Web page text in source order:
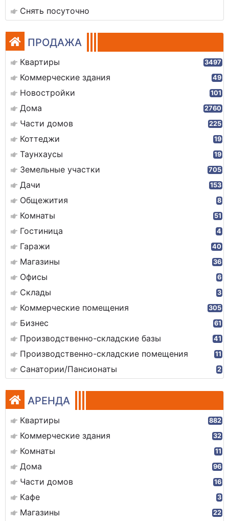
Снять посуточно
ПРОДАЖА
Квартиры 3497
Коммерческие здания 49
Новостройки 101
Дома 2760
Части домов 225
Коттеджи 19
Таунхаусы 19
Земельные участки 705
Дачи 153
Общежития 8
Комнаты 51
Гостиница 4
Гаражи 40
Магазины 36
Офисы 6
Склады 3
Коммерческие помещения 305
Бизнес 61
Производственно-складские базы 41
Производственно-складские помещения 11
Санатории/Пансионаты 2
АРЕНДА
Квартиры 882
Коммерческие здания 32
Комнаты 11
Дома 96
Части домов 16
Кафе 3
Магазины 22